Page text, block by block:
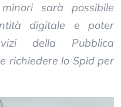
sarà possibile
digitale e poter
della Pubblica
richiedere lo Spid per